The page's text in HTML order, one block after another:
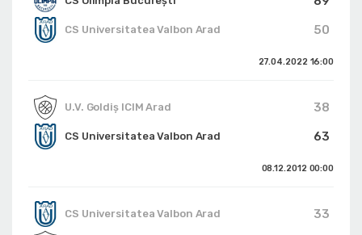
50
CS Universitatea Valbon Arad
27.04.2022 16:00
U.V. Goldiș ICIM Arad
38
63
CS Universitatea Valbon Arad
08.12.2012 00:00
CS Universitatea Valbon Arad
33